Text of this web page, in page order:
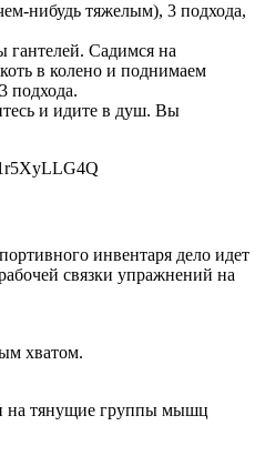
нибудь тяжелым), 3 подхода,
Садимся на
в колено и поднимаем
подхода.
и идите в душ. Вы
инвентаря дело идет
связки упражнений на
хватом.
на тянущие группы мышц